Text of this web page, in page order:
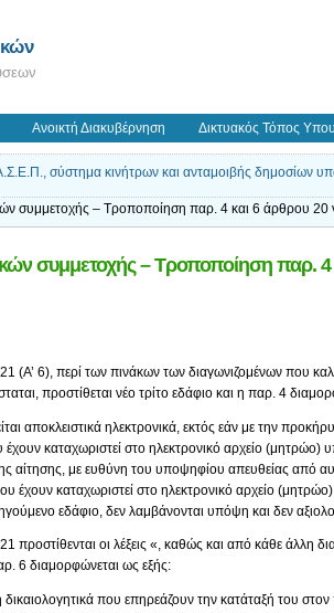
Ανοικτή Διακυβέρνηση Δικτυακός Τόπος
σύστημα κινήτρων και ανταμοιβής δημοσίων
συμμετοχής – Τροποποίηση παρ. 4 και 6 άρθρου 20
συμμετοχής – Τροποποίηση παρ. 4
(Α’ 6), περί των πινάκων των διαγωνιζομένων που
προστίθεται νέο τρίτο εδάφιο και η παρ. 4
αποκλειστικά ηλεκτρονικά, εκτός εάν με την
καταχωριστεί στο ηλεκτρονικό αρχείο (μητρώο)
αίτησης, με ευθύνη του υποψηφίου απευθείας από
έχουν καταχωριστεί στο ηλεκτρονικό αρχείο
εδάφιο, δεν λαμβάνονται υπόψη και δεν
οι λέξεις «, καθώς και από κάθε άλλη
6 διαμορφώνεται ως εξής:
που επηρεάζουν την κατάταξή του